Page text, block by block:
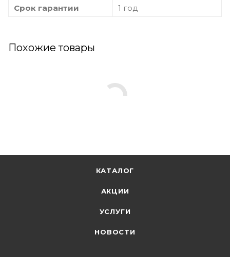
Срок гарантии
1 год
Похожие товары
КАТАЛОГ
АКЦИИ
УСЛУГИ
НОВОСТИ